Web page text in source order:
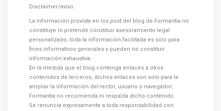
Disclaimer/aviso:
La información provista en los post del blog de Formantia no
constituye ni pretende constituir asesoramiento legal
personalizado; toda la información facilitada es solo para
fines informativos generales y pueden no constituir
información exhaustiva.
En la medida que el blog contenga enlaces a otros
contenidos de terceros, dichos enlaces son solo para la
ampliar la información del lector, usuario o navegador;
Formantia no recomienda ni respalda dicho contenido.
Se renuncia expresamente a toda responsabilidad con